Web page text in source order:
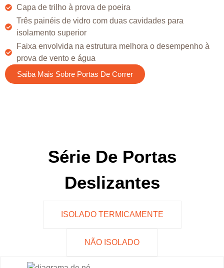
Capa de trilho à prova de poeira
Três painéis de vidro com duas cavidades para
isolamento superior
Faixa envolvida na estrutura melhora o desempenho à
prova de vento e água
Saiba Mais Sobre Portas De Correr
Série De Portas
Deslizantes
ISOLADO TERMICAMENTE
NÃO ISOLADO